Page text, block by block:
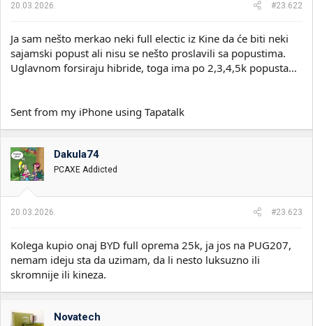
:
20.03.2026. #23.622
Ja sam nešto merkao neki full electic iz Kine da će biti neki
sajamski popust ali nisu se nešto proslavili sa popustima.
Uglavnom forsiraju hibride, toga ima po 2,3,4,5k popusta…
Sent from my iPhone using Tapatalk
Dakula74
PCAXE Addicted
20.03.2026. #23.623
Kolega kupio onaj BYD full oprema 25k, ja jos na PUG207,
nemam ideju sta da uzimam, da li nesto luksuzno ili
skromnije ili kineza.
Novatech